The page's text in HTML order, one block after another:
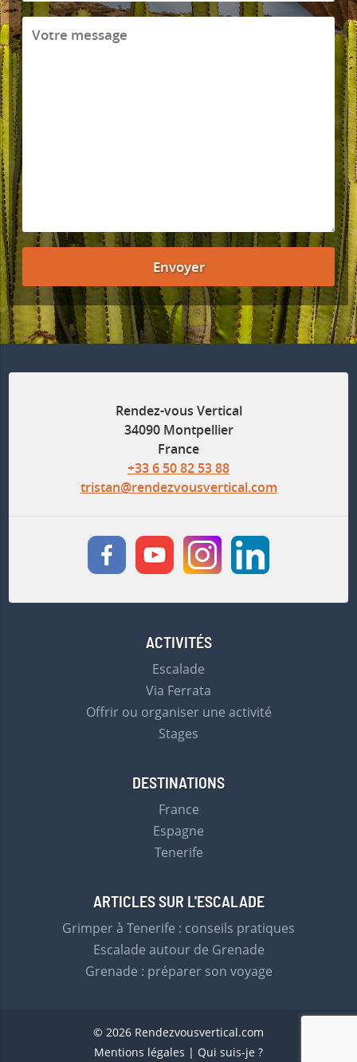
Rendez-vous Vertical
34090 Montpellier
France
+33 6 50 82 53 88
tristan@rendezvousvertical.com
ACTIVITÉS
Escalade
Via Ferrata
Offrir ou organiser une activité
Stages
DESTINATIONS
France
Espagne
Tenerife
ARTICLES SUR L'ESCALADE
Grimper à Tenerife : conseils pratiques
Escalade autour de Grenade
Grenade : préparer son voyage
© 2026 Rendezvousvertical.com
Mentions légales
Qui suis-je ?